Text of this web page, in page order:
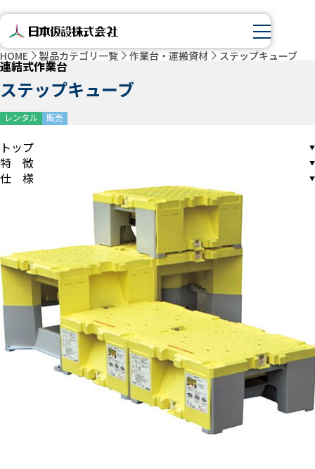
HOME 製品カテゴリ一覧 作業台・運搬資材 ステップキューブ
連結式作業台
ステップキューブ
レンタル 販売
トップ
特 徴
仕 様